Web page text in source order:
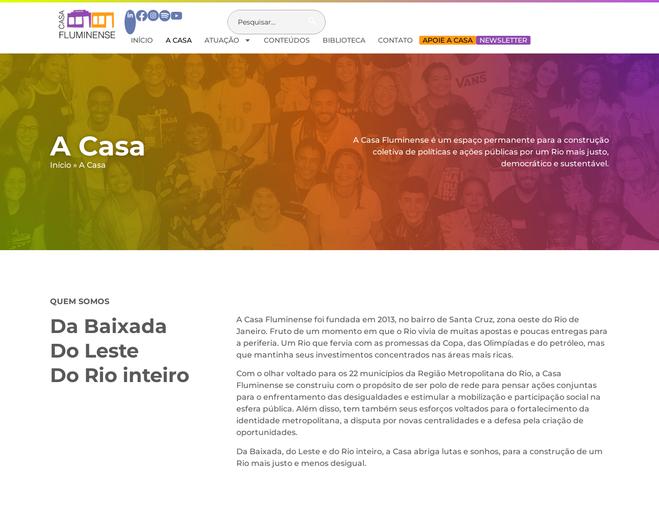
INÍCIO A CASA ATUAÇÃO CONTEÚDOS BIBLIOTECA CONTATO APOIE A CASA NEWSLETTER
A Casa
Início » A Casa
A Casa Fluminense é um espaço permanente para a construção
coletiva de políticas e ações públicas por um Rio mais justo,
democrático e sustentável.
QUEM SOMOS
Da Baixada
Do Leste
Do Rio inteiro
A Casa Fluminense foi fundada em 2013, no bairro de Santa Cruz, zona oeste do Rio de
Janeiro. Fruto de um momento em que o Rio vivia de muitas apostas e poucas entregas para
a periferia. Um Rio que fervia com as promessas da Copa, das Olimpíadas e do petróleo, mas
que mantinha seus investimentos concentrados nas áreas mais ricas.
Com o olhar voltado para os 22 municípios da Região Metropolitana do Rio, a Casa
Fluminense se construiu com o propósito de ser polo de rede para pensar ações conjuntas
para o enfrentamento das desigualdades e estimular a mobilização e participação social na
esfera pública. Além disso, tem também seus esforços voltados para o fortalecimento da
identidade metropolitana, a disputa por novas centralidades e a defesa pela criação de
oportunidades.
Da Baixada, do Leste e do Rio inteiro, a Casa abriga lutas e sonhos, para a construção de um
Rio mais justo e menos desigual.